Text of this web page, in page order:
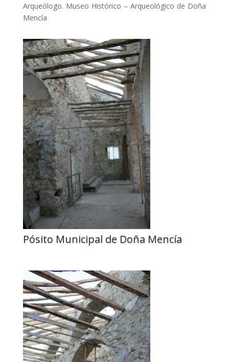
Arqueólogo. Museo Histórico – Arqueológico de Doña
Mencía
Pósito Municipal de Doña Mencía